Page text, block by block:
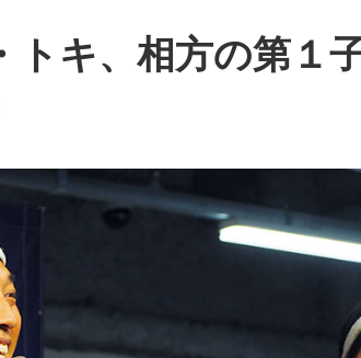
トキ、相方の第１